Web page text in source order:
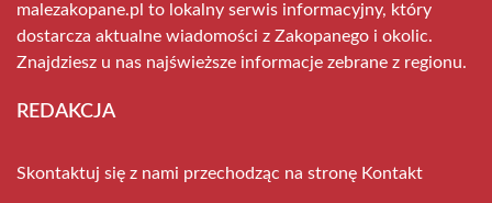
malezakopane.pl to lokalny serwis informacyjny, który
dostarcza aktualne wiadomości z Zakopanego i okolic.
Znajdziesz u nas najświeższe informacje zebrane z regionu.
REDAKCJA
Skontaktuj się z nami przechodząc na stronę Kontakt